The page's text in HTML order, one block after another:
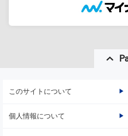
このサイトについて
個人情報について